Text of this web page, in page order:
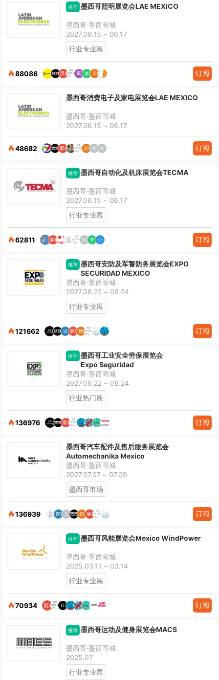
推荐 墨西哥照明展览会LAE MEXICO
墨西哥·墨西哥城
2027.06.15 ~ 06.17
行业专业展
88086 订阅
墨西哥消费电子及家电展览会LAE MEXICO
墨西哥·墨西哥城
2027.06.15 ~ 06.17
48682 订阅
推荐 墨西哥自动化及机床展览会TECMA
墨西哥·墨西哥城
2027.06.15 ~ 06.17
行业专业展
62811 订阅
推荐 墨西哥安防及军警防务展览会EXPO
SECURIDAD MEXICO
墨西哥·墨西哥城
2027.06.22 ~ 06.24
行业专业展
121662 订阅
推荐 墨西哥工业安全劳保展览会
Expo Seguridad
墨西哥·墨西哥城
2027.06.22 ~ 06.24
行业热门展
136976 订阅
墨西哥汽车配件及售后服务展览会
Automechanika Mexico
墨西哥·墨西哥城
2027.07.07 ~ 07.09
墨西哥市场
136939 订阅
推荐 墨西哥风能展览会Mexico WindPower
墨西哥·墨西哥城
2025.03.11 ~ 03.14
行业专业展
70934 订阅
推荐 墨西哥运动及健身展览会MACS
墨西哥·墨西哥城
2025.07
行业专业展